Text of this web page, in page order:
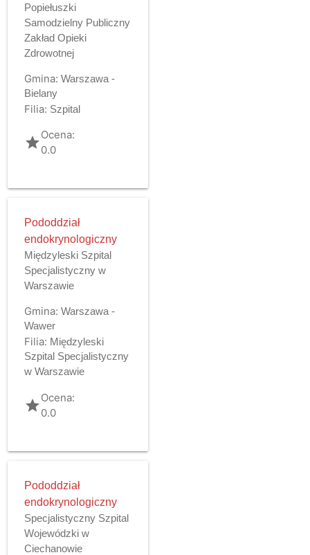
Popiełuszki
Samodzielny Publiczny
Zakład Opieki
Zdrowotnej
Gmina: Warszawa -
Bielany
Filia: Szpital
gradeOcena:
0.0
Pododdział
endokrynologiczny
Międzyleski Szpital
Specjalistyczny w
Warszawie
Gmina: Warszawa -
Wawer
Filia: Międzyleski
Szpital Specjalistyczny
w Warszawie
gradeOcena:
0.0
Pododdział
endokrynologiczny
Specjalistyczny Szpital
Wojewódzki w
Ciechanowie